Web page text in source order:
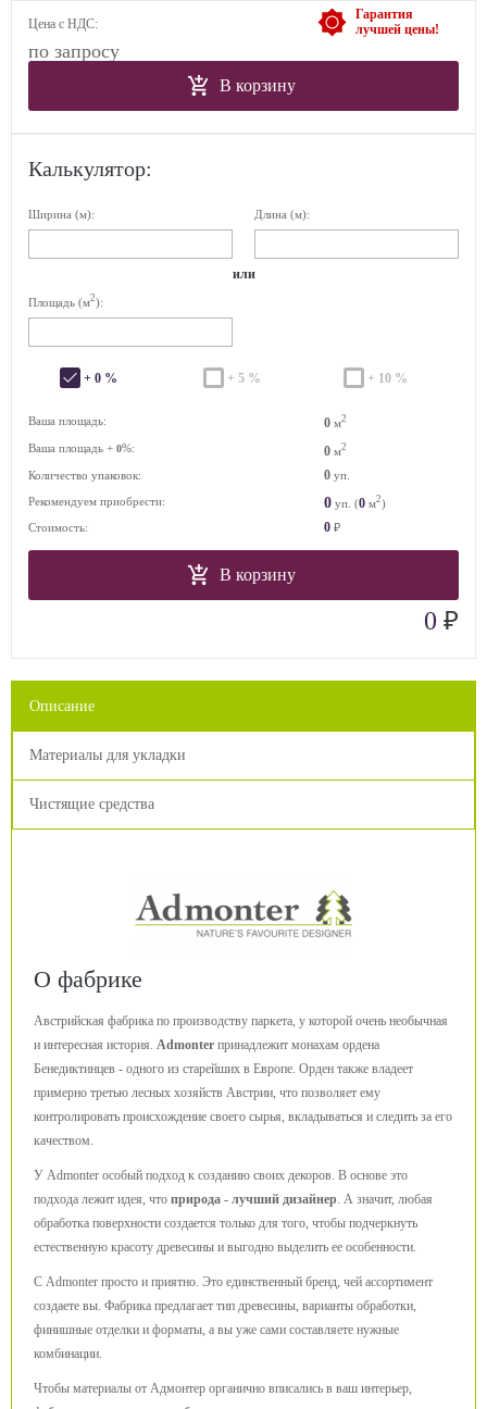
Гарантия
лучшей цены!
Цена с НДС:
по запросу
В корзину
Калькулятор:
Ширина (м): Длина (м):
или
Площадь (м2):
+ 0 % + 5 % + 10 %
Ваша площадь: 0 м2
Ваша площадь + 0%: 0 м2
Количество упаковок: 0 уп.
Рекомендуем приобрести:
0 уп. (0 м2)
Стоимость:
0 ₽
В корзину
0 ₽
Описание
Материалы для укладки
Чистящие средства
О фабрике
Австрийская фабрика по производству паркета, у которой очень необычная
и интересная история. Admonter принадлежит монахам ордена
Бенедиктинцев - одного из старейших в Европе. Орден также владеет
примерно третью лесных хозяйств Австрии, что позволяет ему
контролировать происхождение своего сырья, вкладываться и следить за его
качеством.
У Admonter особый подход к созданию своих декоров. В основе это
подхода лежит идея, что природа - лучший дизайнер. А значит, любая
обработка поверхности создается только для того, чтобы подчеркнуть
естественную красоту древесины и выгодно выделить ее особенности.
С Admonter просто и приятно. Это единственный бренд, чей ассортимент
создаете вы. Фабрика предлагает тип древесины, варианты обработки,
финишные отделки и форматы, а вы уже сами составляете нужные
комбинации.
Чтобы материалы от Адмонтер органично вписались в ваш интерьер,